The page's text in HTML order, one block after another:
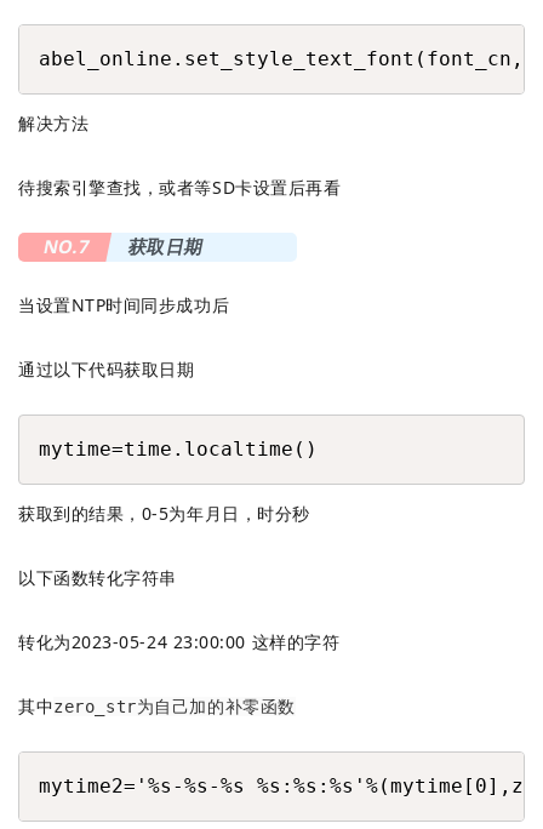
abel_online.set_style_text_font(font_cn,
COPY
解决方法
待搜索引擎查找，或者等SD卡设置后再看
NO.7 获取日期
当设置NTP时间同步成功后
通过以下代码获取日期
mytime=time.localtime()
获取到的结果，0-5为年月日，时分秒
以下函数转化字符串
转化为2023-05-24 23:00:00 这样的字符
其中zero_str为自己加的补零函数
mytime2='%s-%s-%s COPY